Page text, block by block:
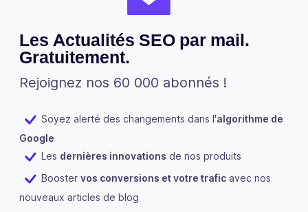
Les Actualités SEO par mail.
Gratuitement.
Rejoignez nos 60 000 abonnés !
Soyez alerté des changements dans l'algorithme de
Google
Les dernières innovations de nos produits
Booster vos conversions et votre trafic avec nos
nouveaux articles de blog